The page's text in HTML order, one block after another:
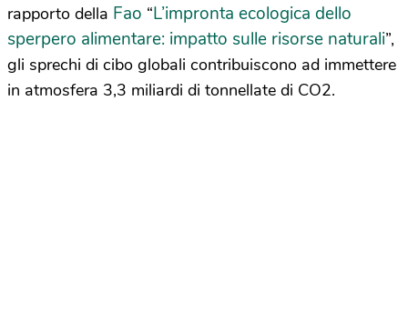
rapporto della Fao “L’impronta ecologica dello
sperpero alimentare: impatto sulle risorse naturali”,
gli sprechi di cibo globali contribuiscono ad immettere
in atmosfera 3,3 miliardi di tonnellate di CO2.